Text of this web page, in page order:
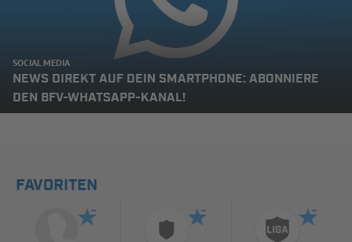
SOCIAL MEDIA
NEWS DIREKT AUF DEIN SMARTPHONE: ABONNIERE
DEN BFV-WHATSAPP-KANAL!
FAVORITEN